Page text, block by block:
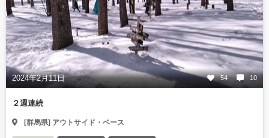
2024年2月11日 54 10
２週連続
[群馬県] アウトサイド・ベース